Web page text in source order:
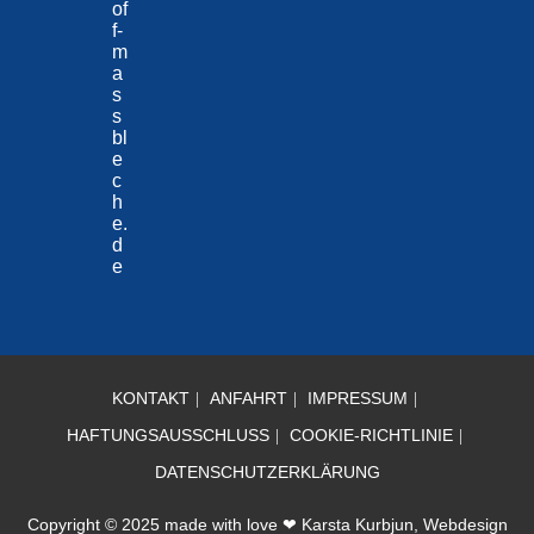
of
f-
m
a
s
s
bl
e
c
h
e.
d
e
KONTAKT ANFAHRT
IMPRESSUM
HAFTUNGSAUSSCHLUSS
COOKIE-RICHTLINIE
DATENSCHUTZERKLÄRUNG
Copyright © 2025 made with love ❤ Karsta Kurbjun, Webdesign